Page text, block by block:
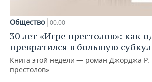
Общество 00:00
30 лет «Игре престолов»: как
превратился в большую
Книга этой недели — роман Джорджа Р.
престолов»